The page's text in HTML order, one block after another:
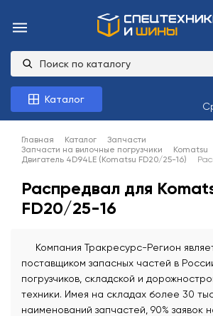
Каталог
Главная Каталог
Запчасти
Запчасти на вилочные погрузчики
Komatsu
Двигатель 4D94LE (Komatsu FD20/25-16)
Распредвал для
FD20/25-16
Компания Тракресурс-Регион
поставщиком запасных частей в
погрузчиков, складской и
техники. Имея на складах более 30
наименований запчастей, 90% заявок